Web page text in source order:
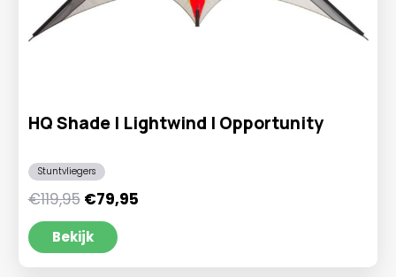
HQ Shade | Lightwind | Opportunity
Stuntvliegers
€119,95 Oorspronkelijke
prijs
was:
€119,95.
€79,95Huidige
Bekijk